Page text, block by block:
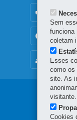
MAPA DO
OUVIDORIA
Sem
funciona
coletam
Esses
como os
site. As
visitante.
Cookies